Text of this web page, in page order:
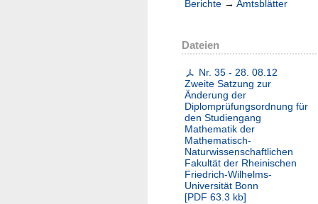
Berichte → Amtsblätter
Dateien
Nr. 35 - 28. 08.12
Zweite Satzung zur
Änderung der
Diplomprüfungsordnung für
den Studiengang
Mathematik der
Mathematisch-
Naturwissenschaftlichen
Fakultät der Rheinischen
Friedrich-Wilhelms-
Universität Bonn
[PDF 63.3 kb]